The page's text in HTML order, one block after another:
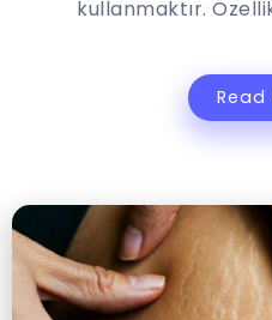
kullanmaktır.
Read